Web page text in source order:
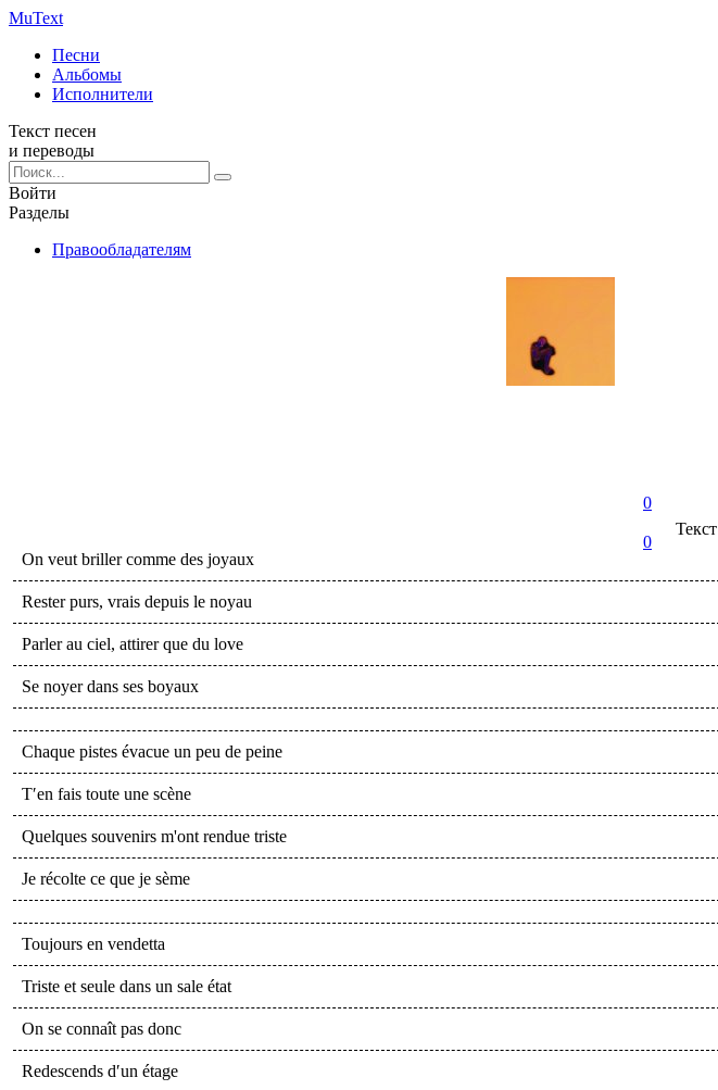
MuText
Песни
Альбомы
Исполнители
Текст песен
и переводы
Войти
Разделы
Правообладателям
0
0
Текст
On veut briller comme des joyaux
Rester purs, vrais depuis le noyau
Parler au ciel, attirer que du love
Se noyer dans ses boyaux
Chaque pistes évacue un peu de peine
T′en fais toute une scène
Quelques souvenirs m'ont rendue triste
Je récolte ce que je sème
Toujours en vendetta
Triste et seule dans un sale état
On se connaît pas donc
Redescends d′un étage